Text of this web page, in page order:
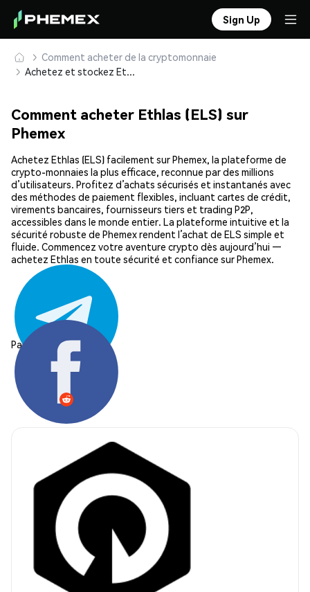
Sign Up
Comment acheter de la cryptomonnaie
Achetez et stockez Ethlas (ELS) en toute sécurité
Comment acheter Ethlas (ELS) sur
Phemex
Achetez Ethlas (ELS) facilement sur Phemex, la plateforme de
crypto-monnaies la plus efficace, reconnue par des millions
d’utilisateurs. Profitez d’achats sécurisés et instantanés avec
des méthodes de paiement flexibles, incluant cartes de crédit,
virements bancaires, fournisseurs tiers et trading P2P,
accessibles dans le monde entier. La plateforme intuitive et la
sécurité robuste de Phemex rendent l’achat de ELS simple et
fluide. Commencez votre aventure crypto dès aujourd’hui —
achetez Ethlas en toute sécurité et confiance sur Phemex.
Partager: